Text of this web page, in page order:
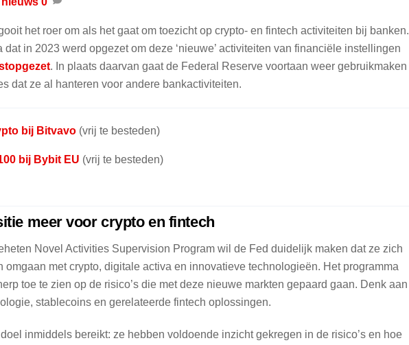
het roer om als het gaat om toezicht op crypto- en fintech activiteiten bij banken.
in 2023 werd opgezet om deze ‘nieuwe’ activiteiten van financiële instellingen
. In plaats daarvan gaat de Federal Reserve voortaan weer gebruikmaken
dat ze al hanteren voor andere bankactiviteiten.
bij Bitvavo(vrij te besteden)
bij Bybit EU (vrij te besteden)
meer voor crypto en fintech
Novel Activities Supervision Program wil de Fed duidelijk maken dat ze zich
omgaan met crypto, digitale activa en innovatieve technologieën. Het programma
toe te zien op de risico’s die met deze nieuwe markten gepaard gaan. Denk aan
stablecoins en gerelateerde fintech oplossingen.
inmiddels bereikt: ze hebben voldoende inzicht gekregen in de risico’s en hoe